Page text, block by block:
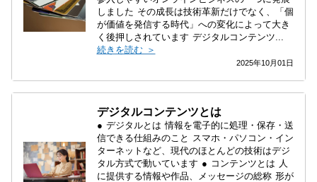
しました その成長は技術革新だけでなく、「個
が価値を発信する時代」への変化によって大き
く後押しされています デジタルコンテンツ...
続きを読む ＞
2025年10月01日
デジタルコンテンツとは
● デジタルとは 情報を電子的に処理・保存・送
信できる仕組みのこと スマホ・パソコン・イン
ターネットなど、現代のほとんどの技術はデジ
タル方式で動いています ● コンテンツとは 人
に提供する情報や作品、メッセージの総称 形が